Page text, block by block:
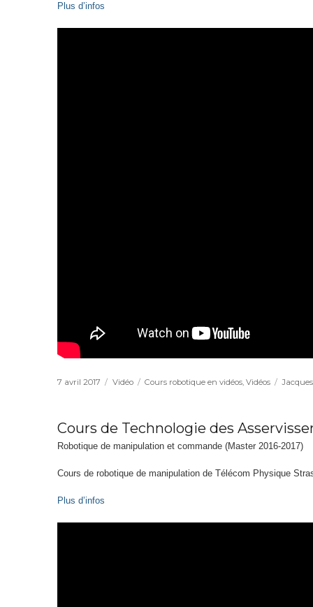
Plus d’infos
Publié
7 avril 2017 Format
Vidéo Catégories
Cours robotique en vidéos, Vidéos
Cours de Technologie des
Robotique de manipulation et commande (Master 2016-2017)
Cours de robotique de manipulation de Télécom Physique
Plus d’infos